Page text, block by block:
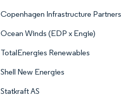
Copenhagen Infrastructure Partners
Ocean Winds (EDP x Engie)
TotalEnergies Renewables
Shell New Energies
Statkraft AS